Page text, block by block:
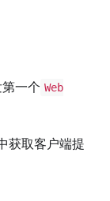
一个 Web
获取客户端提